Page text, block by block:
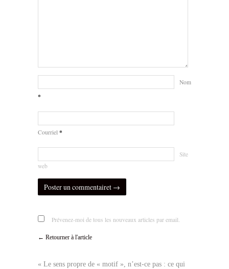
Nom
*
Courriel *
Site
web
Prévenez-moi de tous les nouveaux articles par email.
← Retourner à l'article
« Le sens propre de « motif », n’est-ce pas : ce qui